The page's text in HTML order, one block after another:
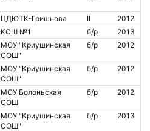
ЦДЮТК-Гришнова II
2012
КСШ №1 б/р
2013
МОУ "Криушинская
СОШ"
б/р 2012
МОУ "Криушинская
СОШ"
б/р 2012
МОУ Болоньская
СОШ
б/р 2012
МОУ "Криушинская
СОШ"
б/р 2013